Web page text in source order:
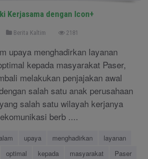
Kerjasama dengan Icon+
Berita Kaltim 2181
upaya menghadirkan layanan
kepada masyarakat Paser,
melakukan penjajakan awal
salah satu anak perusahaan
salah satu wilayah kerjanya
berb ....
upaya menghadirkan
layanan
optimal kepada masyarakat
Paser